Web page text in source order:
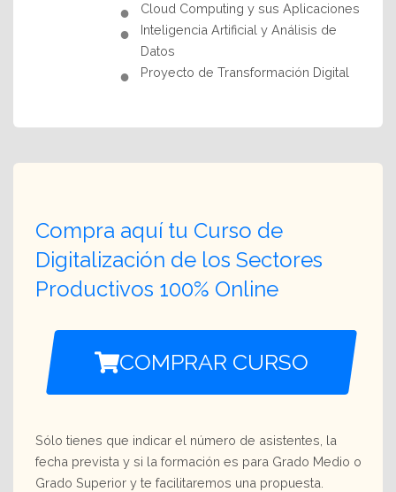
Cloud Computing y sus Aplicaciones
Inteligencia Artificial y Análisis de
Datos
Proyecto de Transformación Digital
Compra aquí tu Curso de
Digitalización de los Sectores
Productivos 100% Online
COMPRAR CURSO
Sólo tienes que indicar el número de asistentes, la
fecha prevista y si la formación es para Grado Medio o
Grado Superior y te facilitaremos una propuesta.